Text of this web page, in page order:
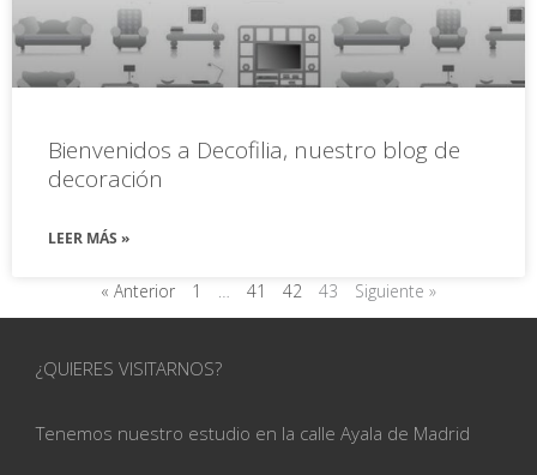
Bienvenidos a Decofilia, nuestro blog de
decoración
LEER MÁS »
« Anterior 1 41 42 43 Siguiente »
¿QUIERES VISITARNOS?
Tenemos nuestro estudio en la calle Ayala de Madrid